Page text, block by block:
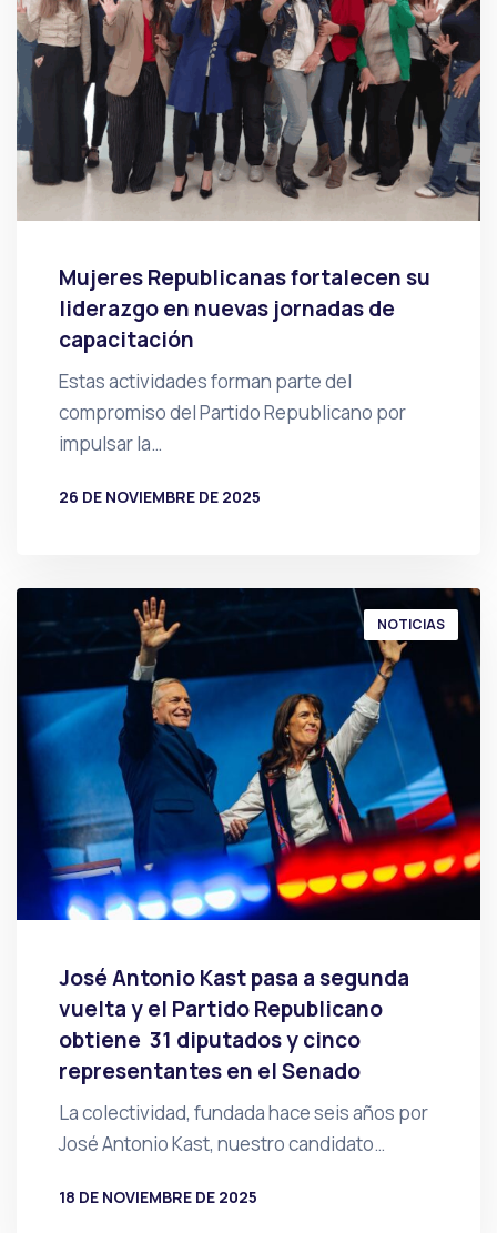
Mujeres Republicanas fortalecen su
liderazgo en nuevas jornadas de
capacitación
Estas actividades forman parte del
compromiso del Partido Republicano por
impulsar la…
26 DE NOVIEMBRE DE 2025
NOTICIAS
José Antonio Kast pasa a segunda
vuelta y el Partido Republicano
obtiene 31 diputados y cinco
representantes en el Senado
La colectividad, fundada hace seis años por
José Antonio Kast, nuestro candidato…
18 DE NOVIEMBRE DE 2025